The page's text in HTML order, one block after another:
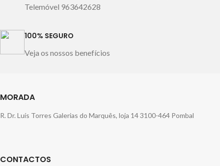
Telemóvel 963642628
100% SEGURO
Veja os nossos benefícios
MORADA
R. Dr. Luís Torres Galerias do Marquês, loja 14 3100-464 Pombal
CONTACTOS